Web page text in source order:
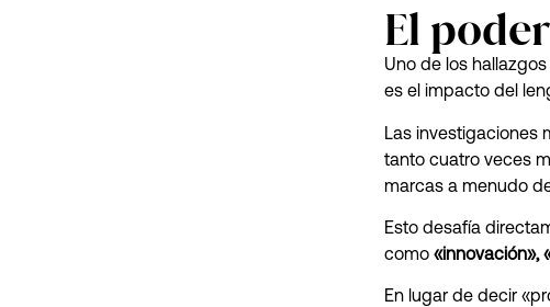
El
Uno de los
es el impacto del
Las investigaciones
tanto cuatro veces
marcas a menudo
Esto desafía
como«innovación»,
En lugar de decir